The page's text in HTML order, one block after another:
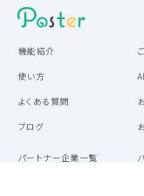
機能紹介
使い方
よくある質問
ブログ
パートナー企業一覧